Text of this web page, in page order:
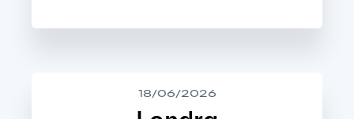
18/06/2026